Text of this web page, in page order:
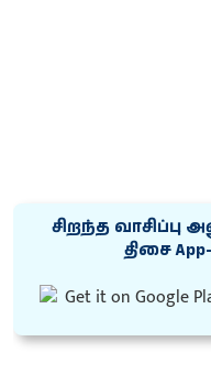
சிறந்த வாசிப்பு
திசை